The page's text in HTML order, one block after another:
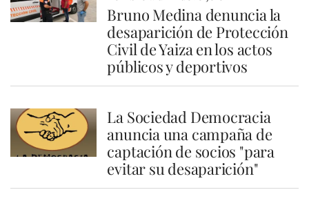
Bruno Medina denuncia la
desaparición de Protección
Civil de Yaiza en los actos
públicos y deportivos
La Sociedad Democracia
anuncia una campaña de
captación de socios "para
evitar su desaparición"